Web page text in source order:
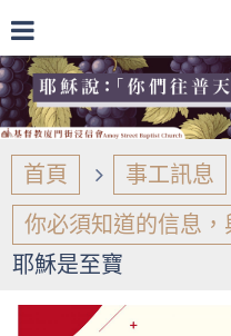
首頁
事工訊息
你必須知道的信息
耶穌是至寶